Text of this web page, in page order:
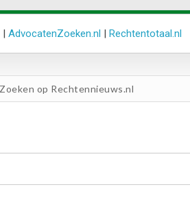
| AdvocatenZoeken.nl | Rechtentotaal.nl